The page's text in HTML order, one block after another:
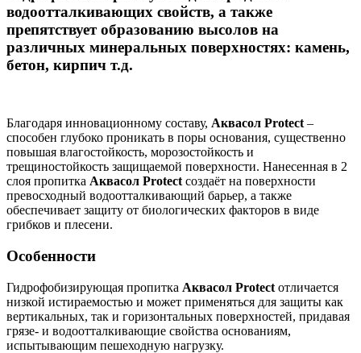
водоотталкивающих свойств, а также
препятствует образованию высолов на
различных минеральных поверхностях: камень,
бетон, кирпич т.д.
Благодаря инновационному составу, Аквасол Protect –
способен глубоко проникать в поры основания, существенно
повышая влагостойкость, морозостойкость и
трещиностойкость защищаемой поверхности. Нанесенная в 2
слоя пропитка Аквасол Protect создаёт на поверхности
превосходный водоотталкивающий барьер, а также
обеспечивает защиту от биологических факторов в виде
грибков и плесени.
Особенности
Гидрофобизирующая пропитка Аквасол Protect отличается
низкой истираемостью и может применяться для защиты как
вертикальных, так и горизонтальных поверхностей, придавая
грязе- и водоотталкивающие свойства основаниям,
испытывающим пешеходную нагрузку.